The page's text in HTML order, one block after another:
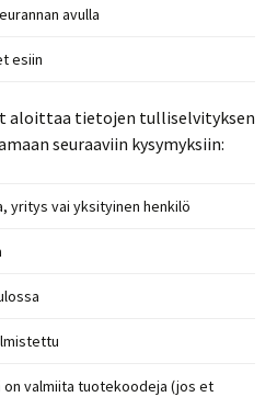
avulla
esiin
aloittaa tietojen tulliselvityksen
seuraaviin kysymyksiin:
yritys vai yksityinen henkilö
valmiita tuotekoodeja (jos et